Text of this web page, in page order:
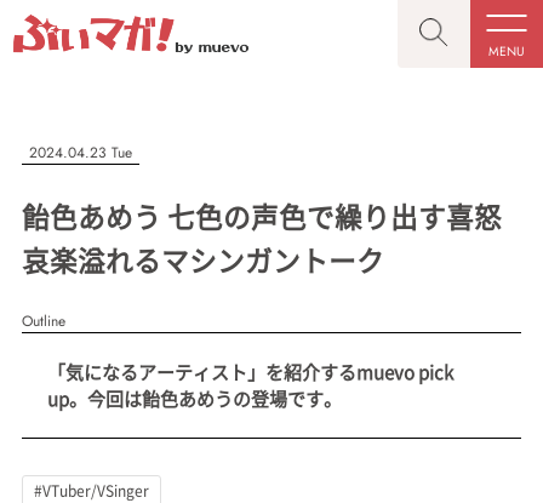
MENU
CLOSE
記事を検索する
人気ワード
#VTuber/VSinger #男性 #女性 #バ美肉 #男の娘
#Vtuberグループ
CLOSE
“推しへの応援を形にする”VTuber専門メディア
MENU
記事一覧
会社概要
2024.04.23 Tue
飴色あめう 七色の声色で繰り出す喜怒
哀楽溢れるマシンガントーク
Outline
「気になるアーティスト」を紹介するmuevo pick
up。今回は飴色あめうの登場です。
#VTuber/VSinger